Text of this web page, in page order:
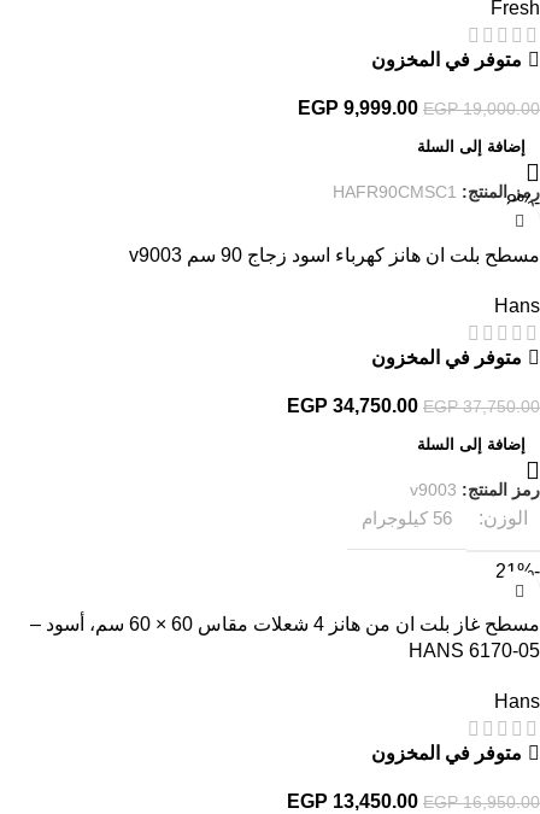
Fresh
متوفر في المخزون
EGP19,000.00
EGP 9,999.00
إضافة إلى السلة
رمز المنتج: HAFR90CMSC1 -8%
مسطح بلت ان هانز كهرباء اسود زجاج 90 سم v9003
Hans
متوفر في المخزون
EGP37,750.00
EGP 34,750.00
إضافة إلى السلة
رمز المنتج: v9003
الوزن 56 كيلوجرام
-21%
مسطح غاز بلت ان من هانز 4 شعلات مقاس 60 × 60 سم، أسود –
HANS 6170-05
Hans
متوفر في المخزون
EGP16,950.00
EGP 13,450.00